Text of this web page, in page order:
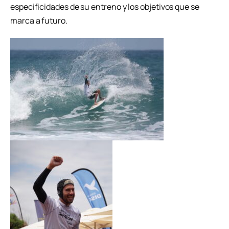
especificidades de su entreno y los objetivos que se
marca a futuro.